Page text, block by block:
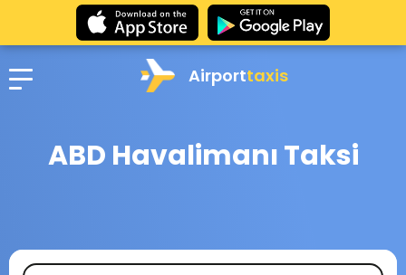
Airporttaxis
ABD Havalimanı Taksi